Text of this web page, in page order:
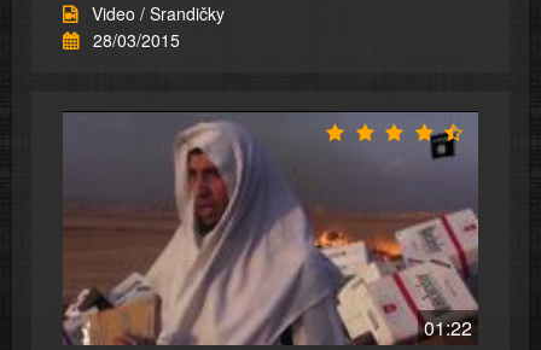
Video / Srandičky
28/03/2015
01:22